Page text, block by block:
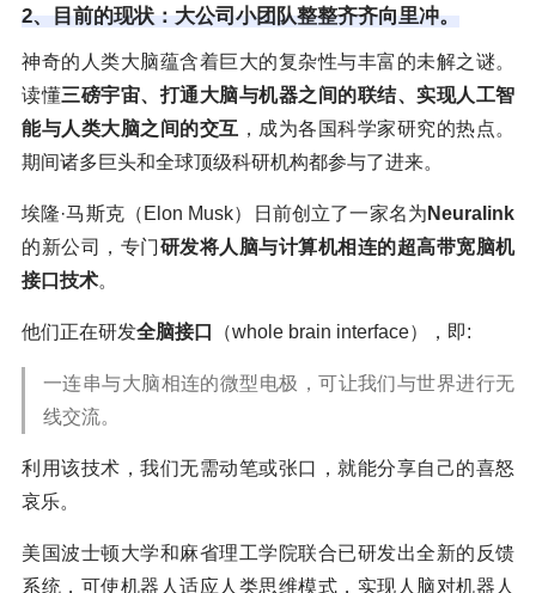
2、目前的现状：大公司小团队整整齐齐向里冲。
神奇的人类大脑蕴含着巨大的复杂性与丰富的未解之谜。
读懂三磅宇宙、打通大脑与机器之间的联结、实现人工智
能与人类大脑之间的交互 ，成为各国科学家研究的热点。
期间诸多巨头和全球顶级科研机构都参与了进来。
埃隆·马斯克（Elon Musk）日前创立了一家名为 Neuralink
的新公司，专门研发将人脑与计算机相连的超高带宽脑机
接口技术。
他们正在研发全脑接口 （whole brain interface），即:
一连串与大脑相连的微型电极，可让我们与世界进行无
线交流。
利用该技术，我们无需动笔或张口，就能分享自己的喜怒
哀乐。
美国波士顿大学和麻省理工学院联合已研发出全新的反馈
系统，可使机器人适应人类思维模式，实现人脑对机器人